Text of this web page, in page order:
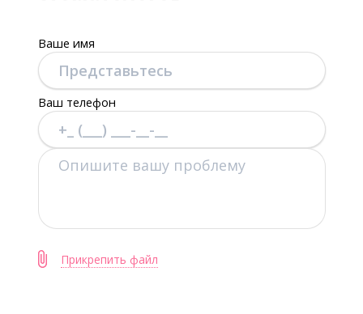
Ваше имя
Ваш телефон
Прикрепить файл